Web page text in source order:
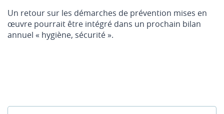
Un retour sur les démarches de prévention mises en
œuvre pourrait être intégré dans un prochain bilan
annuel « hygiène, sécurité ».